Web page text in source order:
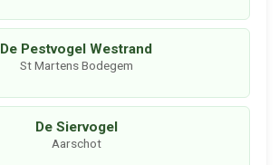
De Pestvogel Westrand
St Martens Bodegem
De Siervogel
Aarschot